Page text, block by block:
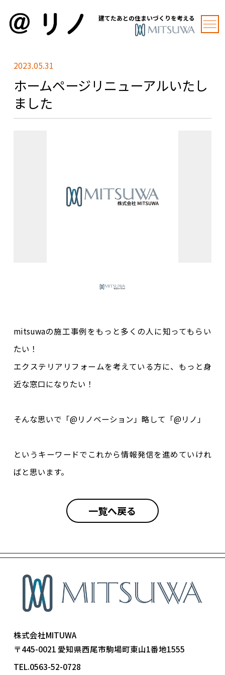
建てたあとの住まいづくりを考える
2023.05.31
ホームページリニューアルいたし
ました
mitsuwaの施工事例をもっと多くの人に知ってもらい
たい！
エクステリアリフォームを考えている方に、もっと身
近な窓口になりたい！
そんな思いで「@リノベーション」略して「@リノ」
というキーワードでこれから情報発信を進めていけれ
ばと思います。
一覧へ戻る
株式会社MITUWA
〒445-0021 愛知県西尾市駒場町東山1番地1555
TEL.0563-52-0728